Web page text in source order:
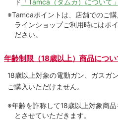
ド 「Tamca（タムカ）について」
※Tamcaポイントは、店舗でのご
ラインショップご利用時にはポ
ださい。
年齢制限（18歳以上）商品につい
18歳以上対象の電動ガン、ガスガ
ご購入いただけません。
※年齢を詐称して18歳以上対象商
とさせていただきます。